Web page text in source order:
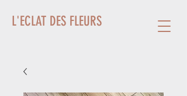
L'ECLAT DES FLEURS